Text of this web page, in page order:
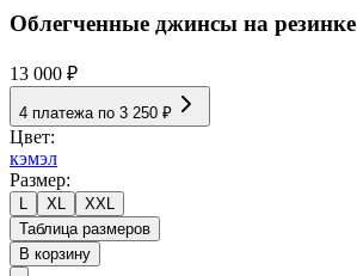
Облегченные джинсы на резинке
13 000 ₽
4 платежа по 3 250 ₽
Цвет:
кэмэл
Размер:
L XL
XXL
Таблица размеров
В корзину